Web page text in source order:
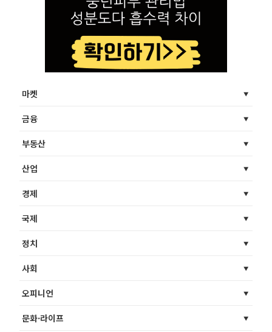
마켓
금융
부동산
산업
경제
국제
정치
사회
오피니언
문화·라이프